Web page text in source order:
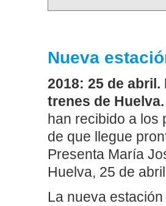
Nueva
2018: 25 de
trenes de Huelva.
han recibido a los
de que llegue
Presenta María
Huelva, 25 de
La nueva